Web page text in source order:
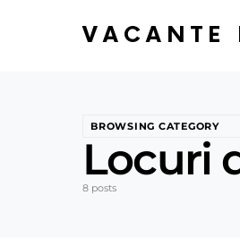
VACANTE
BROWSING CATEGORY
Locuri
8 posts